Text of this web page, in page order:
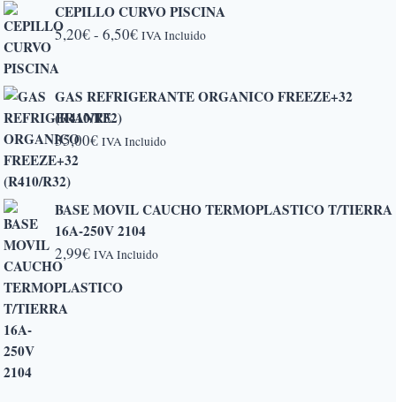
CEPILLO CURVO PISCINA
5,20€- 6,50€Rango
desde
hasta
IVA Incluido
GAS REFRIGERANTE ORGANICO FREEZE+32
(R410/R32)
35,00€ IVA Incluido
BASE MOVIL CAUCHO TERMOPLASTICO T/TIERRA
16A-250V 2104
2,99€ IVA Incluido